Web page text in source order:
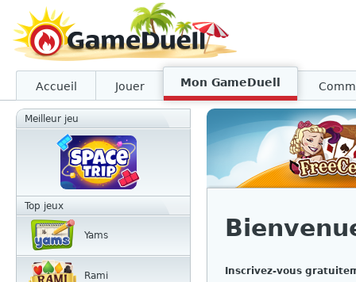
Accueil Jouer Mon GameDuell
Meilleur jeu
Top jeux
Yams
Rami Inscrivez-vous